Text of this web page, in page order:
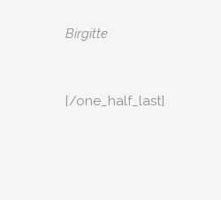
Birgitte
[/one_half_last]